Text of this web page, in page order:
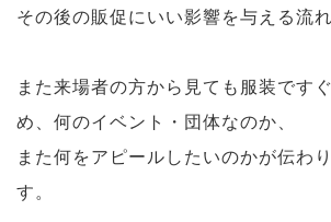
その後の販促にいい影響を与える流
また来場者の方から見ても服装です
め、何のイベント・団体なのか、
また何をアピールしたいのかが伝わ
す。